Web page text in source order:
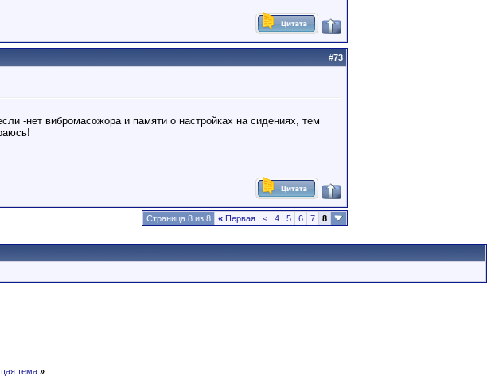
#73
-нет вибромасожора и памяти о настройках на сидениях, тем
Страница 8 из 8 « Первая < 4 5 6 7 8
тема »